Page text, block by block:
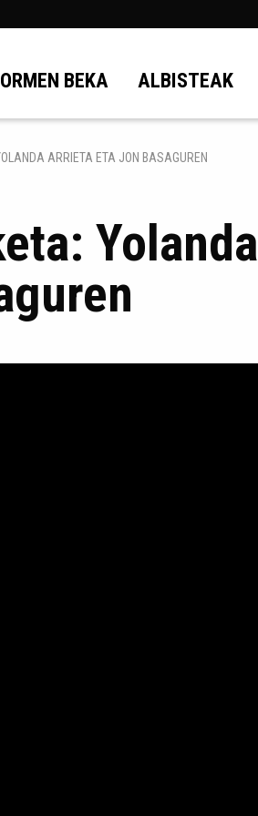
BEKA ALBISTEAK
ARRIETA ETA JON BASAGUREN
Yolanda